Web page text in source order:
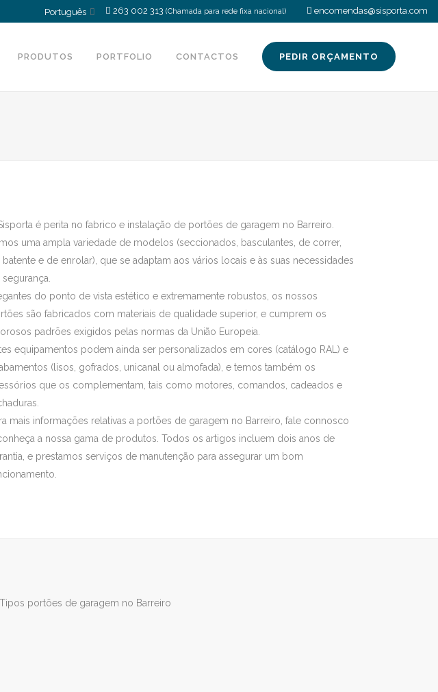
Português 263 002 313 (Chamada para rede fixa nacional) encomendas@sisporta.com
PEDIR ORÇAMENTO
PRODUTOS PORTFOLIO CONTACTOS
é perita no fabrico e instalação de portões de garagem no Barreiro.
uma ampla variedade de modelos (seccionados, basculantes, de correr,
batente e de enrolar), que se adaptam aos vários locais e às suas necessidades
segurança.
do ponto de vista estético e extremamente robustos, os nossos
são fabricados com materiais de qualidade superior, e cumprem os
padrões exigidos pelas normas da União Europeia.
equipamentos podem ainda ser personalizados em cores (catálogo RAL) e
(lisos, gofrados, unicanal ou almofada), e temos também os
que os complementam, tais como motores, comandos, cadeados e
mais informações relativas a portões de garagem no Barreiro, fale connosco
a nossa gama de produtos. Todos os artigos incluem dois anos de
e prestamos serviços de manutenção para assegurar um bom